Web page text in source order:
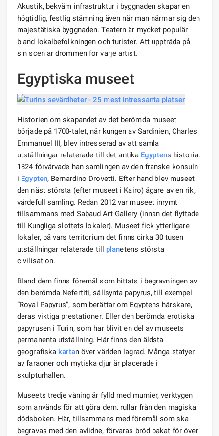
Akustik, bekväm infrastruktur i byggnaden skapar en
högtidlig, festlig stämning även när man närmar sig den
majestätiska byggnaden. Teatern är mycket populär
bland lokalbefolkningen och turister. Att uppträda på
sin scen är drömmen för varje artist.
Egyptiska museet
Historien om skapandet av det berömda museet
började på 1700-talet, när kungen av Sardinien, Charles
Emmanuel III, blev intresserad av att samla
utställningar relaterade till det antika Egyptens historia.
1824 förvärvade han samlingen av den franske konsuln
i Egypten, Bernardino Drovetti. Efter hand blev museet
den näst största (efter museet i Kairo) ägare av en rik,
värdefull samling. Redan 2012 var museet inrymt
tillsammans med Sabaud Art Gallery (innan det flyttade
till Kungliga slottets lokaler). Museet fick ytterligare
lokaler, på vars territorium det finns cirka 30 tusen
utställningar relaterade till planetens största
civilisation.
Bland dem finns föremål som hittats i begravningen av
den berömda Nefertiti, sällsynta papyrus, till exempel
”Royal Papyrus”, som berättar om Egyptens härskare,
deras viktiga prestationer. Eller den berömda erotiska
papyrusen i Turin, som har blivit en del av museets
permanenta utställning. Här finns den äldsta
geografiska kartan över världen lagrad. Många statyer
av faraoner och mytiska djur är placerade i
skulpturhallen.
Museets tredje våning är fylld med mumier, verktygen
som används för att göra dem, rullar från den magiska
dödsboken. Här, tillsammans med föremål som ska
begravas med den avlidne, förvaras bröd bakat för över